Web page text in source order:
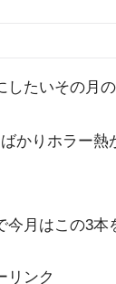
したいその月
かりホラー熱
今月はこの3本
リンク